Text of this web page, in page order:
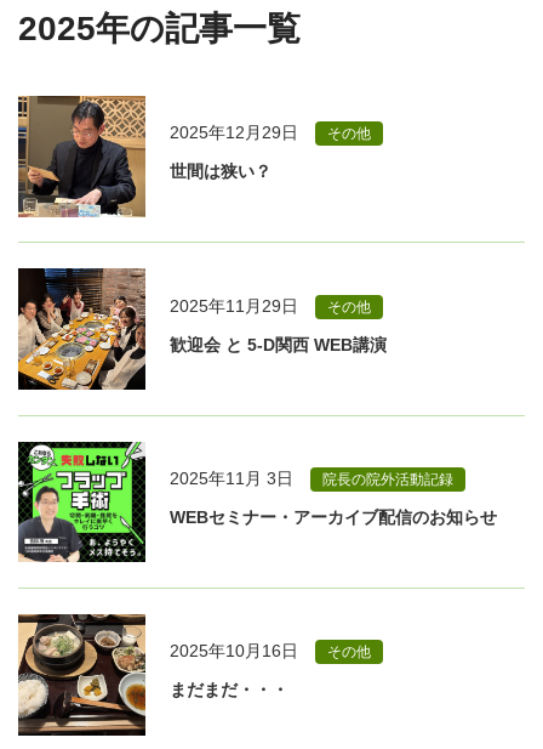
2025年の記事一覧
2025年12月29日 その他
世間は狭い？
2025年11月29日 その他
歓迎会 と 5-D関西 WEB講演
2025年11月 3日 院長の院外活動記録
WEBセミナー・アーカイブ配信のお知らせ
2025年10月16日 その他
まだまだ・・・